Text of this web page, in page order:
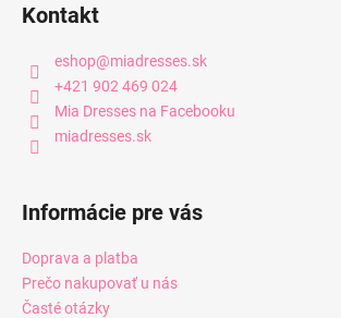
Kontakt
eshop@miadresses.sk
+421 902 469 024
Mia Dresses na Facebooku
miadresses.sk
Informácie pre vás
Doprava a platba
Prečo nakupovať u nás
Časté otázky